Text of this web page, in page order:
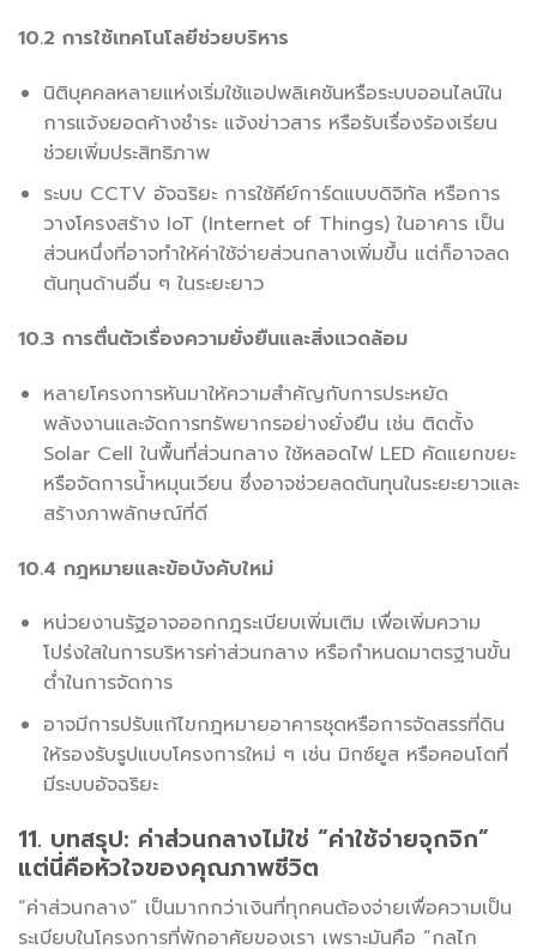
10.2 การใช้เทคโนโลยีช่วยบริหาร
นิติบุคคลหลายแห่งเริ่มใช้แอปพลิเคชันหรือระบบออนไลน์ใน
การแจ้งยอดค้างชำระ แจ้งข่าวสาร หรือรับเรื่องร้องเรียน
ช่วยเพิ่มประสิทธิภาพ
ระบบ CCTV อัจฉริยะ การใช้คีย์การ์ดแบบดิจิทัล หรือการ
วางโครงสร้าง IoT (Internet of Things) ในอาคาร เป็น
ส่วนหนึ่งที่อาจทำให้ค่าใช้จ่ายส่วนกลางเพิ่มขึ้น แต่ก็อาจลด
ต้นทุนด้านอื่น ๆ ในระยะยาว
10.3 การตื่นตัวเรื่องความยั่งยืนและสิ่งแวดล้อม
หลายโครงการหันมาให้ความสำคัญกับการประหยัด
พลังงานและจัดการทรัพยากรอย่างยั่งยืน เช่น ติดตั้ง
Solar Cell ในพื้นที่ส่วนกลาง ใช้หลอดไฟ LED คัดแยกขยะ
หรือจัดการน้ำหมุนเวียน ซึ่งอาจช่วยลดต้นทุนในระยะยาวและ
สร้างภาพลักษณ์ที่ดี
10.4 กฎหมายและข้อบังคับใหม่
หน่วยงานรัฐอาจออกกฎระเบียบเพิ่มเติม เพื่อเพิ่มความ
โปร่งใสในการบริหารค่าส่วนกลาง หรือกำหนดมาตรฐานขั้น
ต่ำในการจัดการ
อาจมีการปรับแก้ไขกฎหมายอาคารชุดหรือการจัดสรรที่ดิน
ให้รองรับรูปแบบโครงการใหม่ ๆ เช่น มิกซ์ยูส หรือคอนโดที่
มีระบบอัจฉริยะ
11. บทสรุป: ค่าส่วนกลางไม่ใช่ “ค่าใช้จ่ายจุกจิก”
แต่นี่คือหัวใจของคุณภาพชีวิต
“ค่าส่วนกลาง” เป็นมากกว่าเงินที่ทุกคนต้องจ่ายเพื่อความเป็น
ระเบียบในโครงการที่พักอาศัยของเรา เพราะมันคือ “กลไก